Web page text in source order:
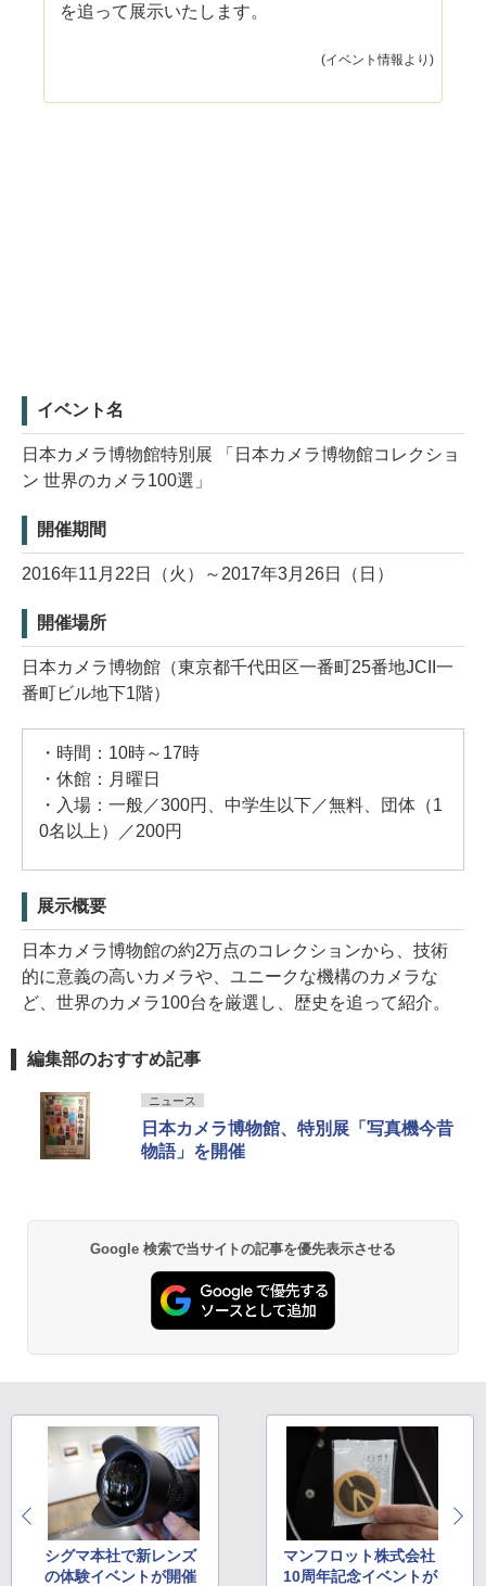
を追って展示いたします。
(イベント情報より)
イベント名
日本カメラ博物館特別展 「日本カメラ博物館コレクショ
ン 世界のカメラ100選」
開催期間
2016年11月22日（火）～2017年3月26日（日）
開催場所
日本カメラ博物館（東京都千代田区一番町25番地JCII一
番町ビル地下1階）
・時間：10時～17時
・休館：月曜日
・入場：一般／300円、中学生以下／無料、団体（1
0名以上）／200円
展示概要
日本カメラ博物館の約2万点のコレクションから、技術
的に意義の高いカメラや、ユニークな機構のカメラな
ど、世界のカメラ100台を厳選し、歴史を追って紹介。
編集部のおすすめ記事
ニュース
日本カメラ博物館、特別展「写真機今昔
物語」を開催
Google 検索で当サイトの記事を優先表示させる
シグマ本社で新レンズ
の体験イベントが開催
マンフロット株式会社
10周年記念イベントが